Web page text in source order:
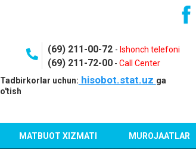
(69) 211-00-72 - Ishonch telefoni
(69) 211-72-00- Call Center
Tadbirkorlar uchun: hisobot.stat.uz ga
o'tish
MATBUOT XIZMATI MUROJAATLAR